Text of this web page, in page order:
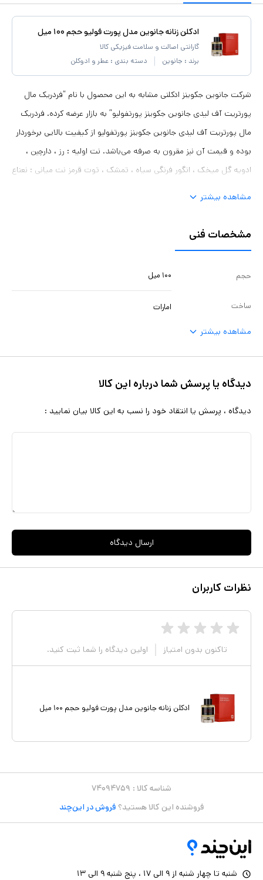
ادکلن زنانه جانوین مدل پورت فولیو حجم ۱۰۰ میل
گارانتی اصالت و سلامت فیزیکی کالا
برند : جانوین دسته بندی : عطر و ادوکلن
شرکت جانوین جکوینز ادکلنی مشابه به این محصول با نام “فردریک مال
پورتریت آف لیدی جانوین جکوینز پورتفولیو” به بازار عرضه کرده. فردریک
مال پورتریت آف لیدی جانوین جکوینز پورتفولیو از کیفیت بالایی برخوردار
بوده و قیمت آن نیز مقرون به‌ صرفه می‌باشد. نت اولیه : رز ، دارچین ،
ادویه گل میخک ، انگور فرنگی سیاه ، تمشک ، توت قرمز نت میانی : نعناع
مشاهده بیشتر
مشخصات فنی
حجم ۱۰۰ میل
ساخت امارات
مشاهده بیشتر
دیدگاه یا پرسش شما درباره این کالا
دیدگاه ، پرسش یا انتقاد خود را نسب به این کالا بیان نمایید :
ارسال دیدگاه
نظرات کاربران
تاکنون بدون امتیاز اولین دیدگاه را شما ثبت کنید.
ادکلن زنانه جانوین مدل پورت فولیو حجم ۱۰۰ میل
شناسه کالا : ۷۴۰۹۴۷۵۹
فروشنده این کالا هستید؟ فروش در این‌چند
شنبه تا چهار شنبه از ۹ الی ۱۷ ، پنج شنبه ۹ الی ۱۳